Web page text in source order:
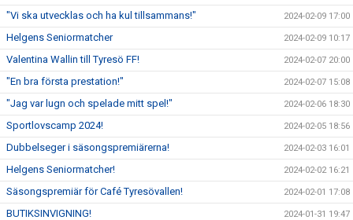
"Vi ska utvecklas och ha kul tillsammans!" 2024-02-09 17:00
Helgens Seniormatcher 2024-02-09 10:17
Valentina Wallin till Tyresö FF! 2024-02-07 20:00
"En bra första prestation!" 2024-02-07 15:08
"Jag var lugn och spelade mitt spel!" 2024-02-06 18:30
Sportlovscamp 2024! 2024-02-05 18:56
Dubbelseger i säsongspremiärerna! 2024-02-03 16:01
Helgens Seniormatcher! 2024-02-02 16:21
Säsongspremiär för Café Tyresövallen! 2024-02-01 17:08
BUTIKSINVIGNING! 2024-01-31 19:47